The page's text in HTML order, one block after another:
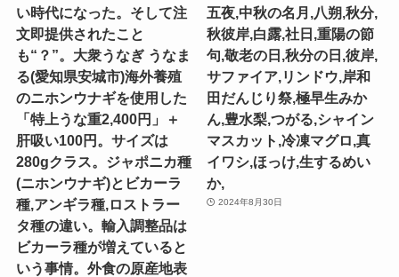
い時代になった。そして注
文即提供されたこと
も“？”。大衆うなぎ うなま
る(愛知県安城市)海外養殖
のニホンウナギを使用した
「特上うな重2,400円」＋
肝吸い100円。サイズは
280gクラス。ジャポニカ種
(ニホンウナギ)とビカーラ
種,アンギラ種,ロストラー
タ種の違い。輸入調整品は
ビカーラ種が増えていると
いう事情。外食の原産地表
五夜,中秋の名月,八朔,秋分,
秋彼岸,白露,社日,重陽の節
句,敬老の日,秋分の日,彼岸,
サファイア,リンドウ,岸和
田だんじり祭,極早生みか
ん,豊水梨,つがる,シャイン
マスカット,冷凍マグロ,真
イワシ,ほっけ,生するめい
か,
2024年8月30日